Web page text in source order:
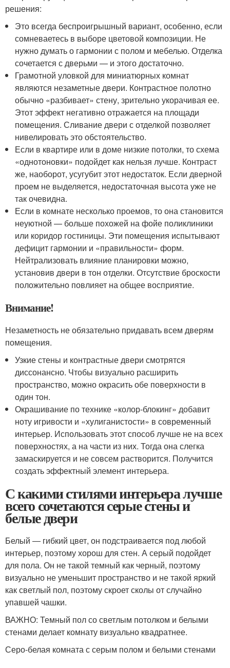
решения:
Это всегда беспроигрышный вариант, особенно, если
сомневаетесь в выборе цветовой композиции. Не
нужно думать о гармонии с полом и мебелью. Отделка
сочетается с дверьми — и этого достаточно.
Грамотной уловкой для миниатюрных комнат
являются незаметные двери. Контрастное полотно
обычно «разбивает» стену, зрительно укорачивая ее.
Этот эффект негативно отражается на площади
помещения. Сливание двери с отделкой позволяет
нивелировать это обстоятельство.
Если в квартире или в доме низкие потолки, то схема
«однотоновки» подойдет как нельзя лучше. Контраст
же, наоборот, усугубит этот недостаток. Если дверной
проем не выделяется, недостаточная высота уже не
так очевидна.
Если в комнате несколько проемов, то она становится
неуютной — больше похожей на фойе поликлиники
или коридор гостиницы. Эти помещения испытывают
дефицит гармонии и «правильности» форм.
Нейтрализовать влияние планировки можно,
установив двери в тон отделки. Отсутствие броскости
положительно повлияет на общее восприятие.
Внимание!
Незаметность не обязательно придавать всем дверям
помещения.
Узкие стены и контрастные двери смотрятся
диссонансно. Чтобы визуально расширить
пространство, можно окрасить обе поверхности в
один тон.
Окрашивание по технике «колор-блокинг» добавит
ноту игривости и «хулиганистости» в современный
интерьер. Использовать этот способ лучше не на всех
поверхностях, а на части из них. Тогда она слегка
замаскируется и не совсем растворится. Получится
создать эффектный элемент интерьера.
С какими стилями интерьера лучше
всего сочетаются серые стены и
белые двери
Белый ― гибкий цвет, он подстраивается под любой
интерьер, поэтому хорош для стен. А серый подойдет
для пола. Он не такой темный как черный, поэтому
визуально не уменьшит пространство и не такой яркий
как светлый пол, поэтому скроет сколы от случайно
упавшей чашки.
ВАЖНО: Темный пол со светлым потолком и белыми
стенами делает комнату визуально квадратнее.
Серо-белая комната с серым полом и белыми стенами